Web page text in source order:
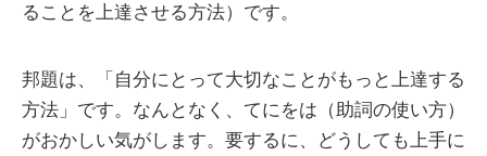
ることを上達させる方法）です。
邦題は、「自分にとって大切なことがもっと上達する
方法」です。なんとなく、てにをは（助詞の使い方）
がおかしい気がします。要するに、どうしても上手に